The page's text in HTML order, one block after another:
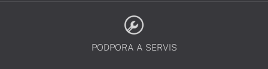
PODPORA A SERVIS